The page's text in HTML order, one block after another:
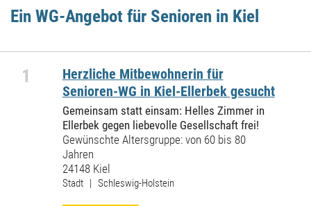
Ein WG-Angebot für Senioren in Kiel
1
Herzliche Mitbewohnerin für
Senioren-WG in Kiel-Ellerbek gesucht
Gemeinsam statt einsam: Helles Zimmer in
Ellerbek gegen liebevolle Gesellschaft frei!
Gewünschte Altersgruppe: von 60 bis 80
Jahren
24148 Kiel
Stadt | Schleswig-Holstein